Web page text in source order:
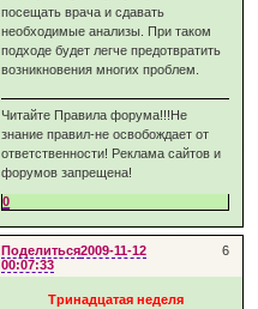
посещать врача и сдавать
необходимые анализы. При таком
подходе будет легче предотвратить
возникновения многих проблем.
Читайте Правила форума!!!Не
знание правил-не освобождает от
ответственности! Реклама сайтов и
форумов запрещена!
0
Поделиться 6
2009-11-12
00:07:33
Тринадцатая неделя